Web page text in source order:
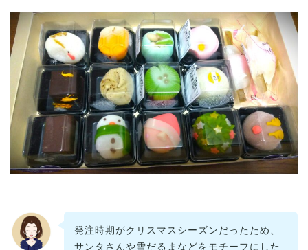
発注時期がクリスマスシーズンだったため、
サンタさんや雪だるまなどをモチーフにした